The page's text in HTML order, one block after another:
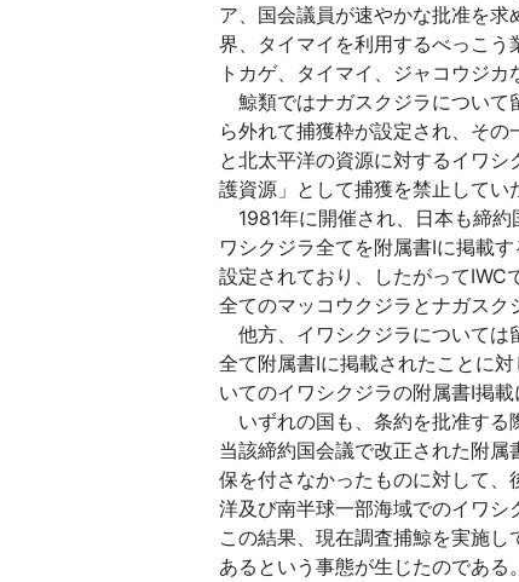
ア、国会議員が速やかな批准を
界、タイマイを利用するべっこ
トカゲ、タイマイ、ジャコウジカ
鯨類ではナガスクジラについて
ら外れて捕獲枠が設定され、そ
と北太平洋の資源に対するイワ
護資源」として捕獲を禁止して
1981年に開催され、日本も締約
ワシクジラ全てを附属書Ⅰに掲載
設定されており、したがってIWC
全てのマッコウクジラとナガスク
他方、イワシクジラについては
全て附属書Ⅰに掲載されたことに
いてのイワシクジラの附属書Ⅰ掲
いずれの国も、条約を批准する
当該締約国会議で改正された附
保を付さなかったものに対して
洋及び南半球一部海域でのイワシ
この結果、現在調査捕鯨を実施
あるという事態が生じたのである。